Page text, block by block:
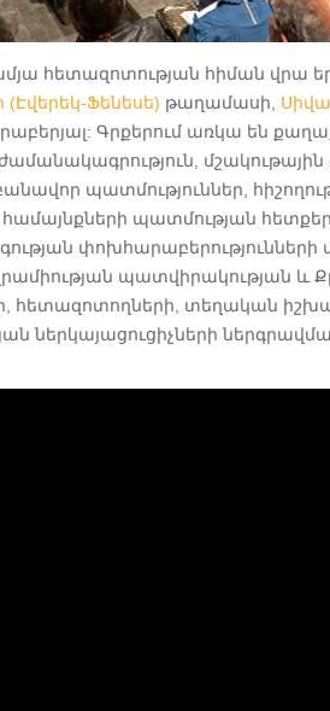
հետազոտության հիման վրա
(Էվերեկ-Ֆենեսե) թաղամասի,
Գրքերում առկա են
մշակութային
պատմություններ,
համայնքների պատմության
փոխհարաբերությունների
պատվիրակության և
հետազոտողների, տեղական
ներկայացուցիչների